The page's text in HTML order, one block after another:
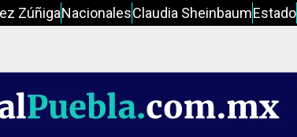
ZúñigaNacionalesClaudia SheinbaumEstado